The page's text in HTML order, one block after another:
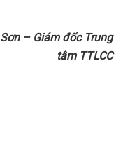
– Giám đốc Trung
tâm TTLCC